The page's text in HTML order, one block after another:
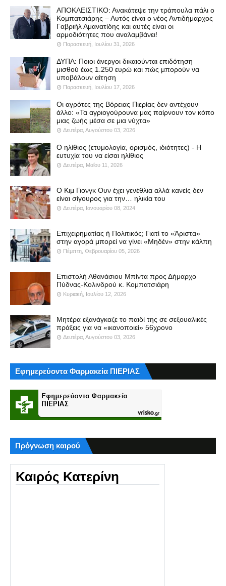
ΑΠΟΚΛΕΙΣΤΙΚΟ: Ανακάτεψε την τράπουλα πάλι ο
Κομπατσιάρης – Αυτός είναι ο νέος Αντιδήμαρχος
Γαβριήλ Αμανατίδης και αυτές είναι οι
αρμοδιότητες που αναλαμβάνει!
Παρασκευή, Ιουλίου 31, 2026
ΔΥΠΑ: Ποιοι άνεργοι δικαιούνται επιδότηση
μισθού έως 1.250 ευρώ και πώς μπορούν να
υποβάλουν αίτηση
Παρασκευή, Ιουλίου 17, 2026
Οι αγρότες της Βόρειας Πιερίας δεν αντέχουν
άλλο: «Τα αγριογούρουνα μας παίρνουν τον κόπο
μιας ζωής μέσα σε μια νύχτα»
Δευτέρα, Αυγούστου 03, 2026
Ο ηλίθιος (ετυμολογία, ορισμός, ιδιότητες) - Η
ευτυχία του να είσαι ηλίθιος
Δευτέρα, Μαΐου 11, 2026
Ο Κιμ Γιονγκ Ουν έχει γενέθλια αλλά κανείς δεν
είναι σίγουρος για την… ηλικία του
Δευτέρα, Ιανουαρίου 08, 2024
Επιχειρηματίας ή Πολιτικός; Γιατί το «Άριστα»
στην αγορά μπορεί να γίνει «Μηδέν» στην κάλπη
Πέμπτη, Φεβρουαρίου 05, 2026
Επιστολή Αθανάσιου Μπίντα προς Δήμαρχο
Πύδνας-Κολινδρού κ. Κομπατσιάρη
Κυριακή, Ιουλίου 12, 2026
Μητέρα εξανάγκαζε το παιδί της σε σεξουαλικές
πράξεις για να «ικανοποιεί» 56χρονο
Δευτέρα, Αυγούστου 03, 2026
Εφημερεύοντα Φαρμακεία ΠΙΕΡΙΑΣ
Πρόγνωση καιρού
Καιρός Κατερίνη